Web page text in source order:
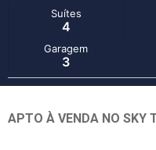
Suítes
4
Garagem
3
APTO À VENDA NO SKY